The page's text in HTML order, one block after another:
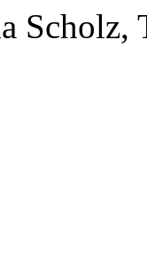
Scholz,